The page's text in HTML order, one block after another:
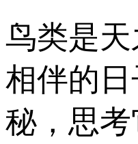
鸟类是
相伴的
秘，思